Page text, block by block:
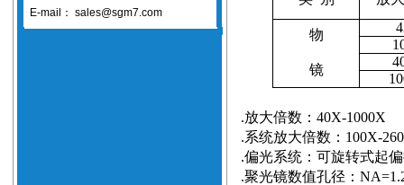
E-mail： sales@sgm7.com
物
镜
.放大倍数： 40X-1000X
.系统放大倍数： 100X-
.偏光系统：可旋转式起
.聚光镜数值孔径：